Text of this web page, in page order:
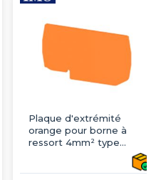
Plaque d'extrémité
orange pour borne à
ressort 4mm² type